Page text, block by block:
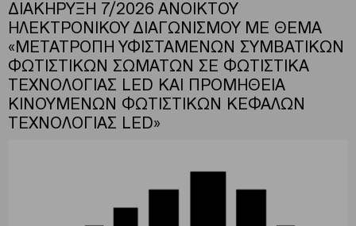
ΔΙΑΚΗΡΥΞΗ 7/2026 ΑΝΟΙΚΤΟΥ
ΗΛΕΚΤΡΟΝΙΚΟΥ ΔΙΑΓΩΝΙΣΜΟΥ ΜΕ ΘΕΜΑ
«ΜΕΤΑΤΡΟΠΗ ΥΦΙΣΤΑΜΕΝΩΝ ΣΥΜΒΑΤΙΚΩΝ
ΦΩΤΙΣΤΙΚΩΝ ΣΩΜΑΤΩΝ ΣΕ ΦΩΤΙΣΤΙΚΑ
ΤΕΧΝΟΛΟΓΙΑΣ LED ΚΑΙ ΠΡΟΜΗΘΕΙΑ
ΚΙΝΟΥΜΕΝΩΝ ΦΩΤΙΣΤΙΚΩΝ ΚΕΦΑΛΩΝ
ΤΕΧΝΟΛΟΓΙΑΣ LED»